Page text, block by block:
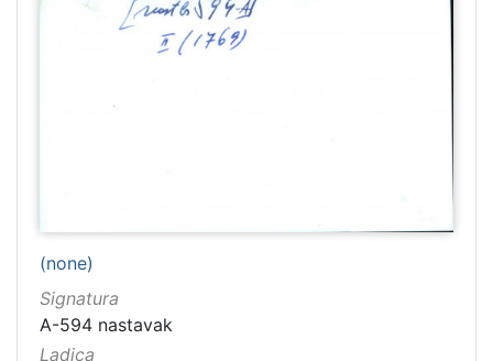
(none)
Signatura
A-594 nastavak
Ladica